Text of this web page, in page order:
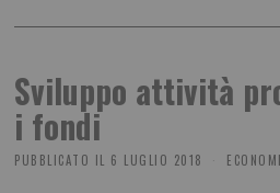
Sviluppo attività
i fondi
PUBBLICATO IL 6 LUGLIO 2018